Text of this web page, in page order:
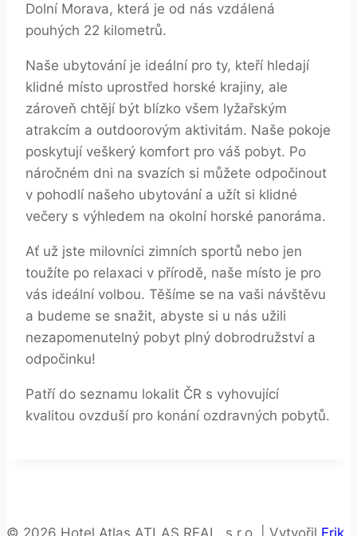
Dolní Morava, která je od nás vzdálená
pouhých 22 kilometrů.
Naše ubytování je ideální pro ty, kteří hledají
klidné místo uprostřed horské krajiny, ale
zároveň chtějí být blízko všem lyžařským
atrakcím a outdoorovým aktivitám. Naše pokoje
poskytují veškerý komfort pro váš pobyt. Po
náročném dni na svazích si můžete odpočinout
v pohodlí našeho ubytování a užít si klidné
večery s výhledem na okolní horské panoráma.
Ať už jste milovníci zimních sportů nebo jen
toužíte po relaxaci v přírodě, naše místo je pro
vás ideální volbou. Těšíme se na vaši návštěvu
a budeme se snažit, abyste si u nás užili
nezapomenutelný pobyt plný dobrodružství a
odpočinku!
Patří do seznamu lokalit ČR s vyhovující
kvalitou ovzduší pro konání ozdravných pobytů.
© 2026 Hotel Atlas ATLAS REAL, s.r.o. | Vytvořil Erik